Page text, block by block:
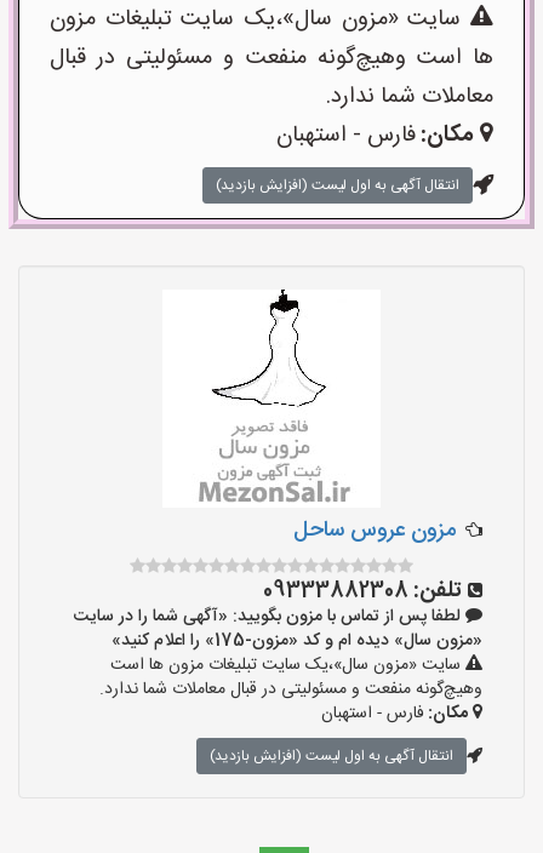
سایت «مزون سال»،یک سایت تبلیغات مزون
ها است وهیچ‌گونه منفعت و مسئولیتی در قبال
معاملات شما ندارد.
مکان:فارس - استهبان
انتقال آگهی به اول لیست (افزایش بازدید)
مزون عروس ساحل
تلفن: 09333882308
لطفا پس از تماس با مزون بگویید: «آگهی شما را در سایت
«مزون سال» دیده ام و کد «مزون-175» را اعلام کنید»
سایت «مزون سال»،یک سایت تبلیغات مزون ها است
وهیچ‌گونه منفعت و مسئولیتی در قبال معاملات شما ندارد.
مکان: فارس - استهبان
انتقال آگهی به اول لیست (افزایش بازدید)